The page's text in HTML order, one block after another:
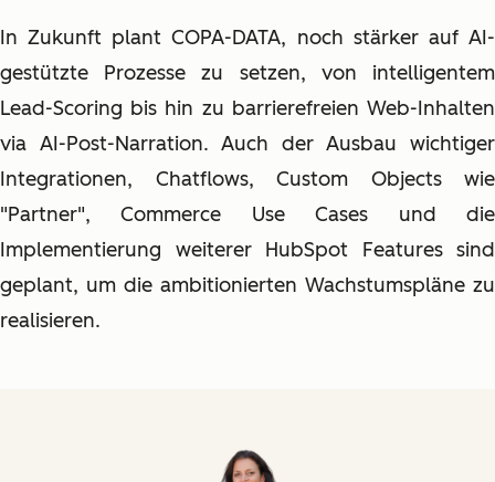
In Zukunft plant COPA-DATA, noch stärker auf AI-
gestützte Prozesse zu setzen, von intelligentem
Lead-Scoring bis hin zu barrierefreien Web-Inhalten
via AI-Post-Narration. Auch der Ausbau wichtiger
Integrationen, Chatflows, Custom Objects wie
"Partner", Commerce Use Cases und die
Implementierung weiterer HubSpot Features sind
geplant, um die ambitionierten Wachstumspläne zu
realisieren.